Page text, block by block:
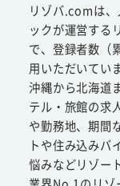
リゾバ.comは
ックが運営する
で、登録者数（
用いただいてい
沖縄から北海道
テル・旅館の求
や勤務地、期間
トや住み込みバ
悩みなどリゾー